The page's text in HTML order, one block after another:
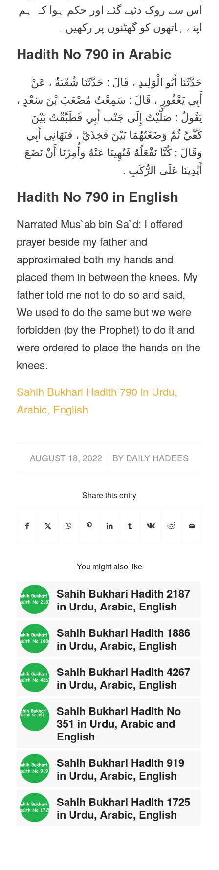
اس سے روک دئیے گئے اور حکم ہوا کہ ہم
اپنے ہاتھوں کو گھٹنوں پر رکھیں۔
Hadith No 790 in Arabic
حَدَّثَنَا أَبُو الْوَلِيدِ ، قَالَ : حَدَّثَنَا شُعْبَةُ ، عَنْ
أَبِي يَعْفُورٍ ، قَالَ : سَمِعْتُ مُصْعَبَ بْنَ سَعْدٍ ،
يَقُولُ : صَلَّيْتُ إِلَى جَنْب أَبِي فَطَبَّقْتُ بَيْنَ
كَفَّيَّ ثُمَّ وَضَعْتُهُمَا بَيْنَ فَخِذَيَّ ، فَنَهَانِي أَبِي
وَقَالَ : كُنَّا نَفْعَلُهُ فَنُهِينَا عَنْهُ وَأُمِرْنَا أَنْ نَضَعَ
أَيْدِينَا عَلَى الرُّكَبِ .
Hadith No 790 in English
Narrated Mus`ab bin Sa`d: I offered
prayer beside my father and
approximated both my hands and
placed them in between the knees. My
father told me not to do so and said,
We used to do the same but we were
forbidden (by the Prophet) to do it and
were ordered to place the hands on the
knees.
Sahih Bukhari Hadith 790 in Urdu,
Arabic, English
AUGUST 18, 2022
/ BY DAILY HADEES
Share this entry
You might also like
Sahih Bukhari Hadith 2187
in Urdu, Arabic, English
Sahih Bukhari Hadith 1886
in Urdu, Arabic, English
Sahih Bukhari Hadith 4267
in Urdu, Arabic, English
Sahih Bukhari Hadith No
351 in Urdu, Arabic and
English
Sahih Bukhari Hadith 919
in Urdu, Arabic, English
Sahih Bukhari Hadith 1725
in Urdu, Arabic, English